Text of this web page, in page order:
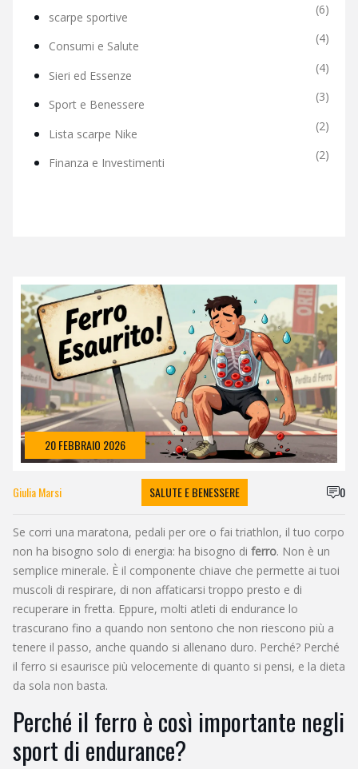
scarpe sportive
(6)
Consumi e Salute
(4)
Sieri ed Essenze
(4)
Sport e Benessere
(3)
Lista scarpe Nike
(2)
Finanza e Investimenti
(2)
20 FEBBRAIO 2026
Giulia Marsi SALUTE E BENESSERE 0
Se corri una maratona, pedali per ore o fai triathlon, il tuo corpo
non ha bisogno solo di energia: ha bisogno di ferro. Non è un
semplice minerale. È il componente chiave che permette ai tuoi
muscoli di respirare, di non affaticarsi troppo presto e di
recuperare in fretta. Eppure, molti atleti di endurance lo
trascurano fino a quando non sentono che non riescono più a
tenere il passo, anche quando si allenano duro. Perché? Perché
il ferro si esaurisce più velocemente di quanto si pensi, e la dieta
da sola non basta.
Perché il ferro è così importante negli
sport di endurance?